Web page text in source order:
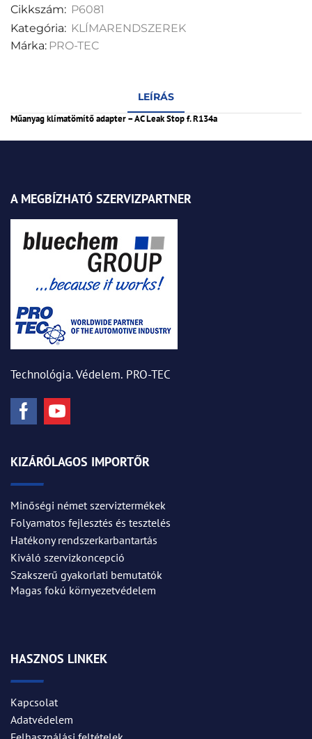
Cikkszám: P6081
Kategória: KLÍMARENDSZEREK
Márka: PRO-TEC
LEÍRÁS
Műanyag klímatömítő adapter – AC Leak Stop f. R134a
A MEGBÍZHATÓ SZERVIZPARTNER
Technológia. Védelem. PRO-TEC
KIZÁRÓLAGOS IMPORTŐR
Minőségi német szerviztermékek
Folyamatos fejlesztés és tesztelés
Hatékony rendszerkarbantartás
Kiváló szervizkoncepció
Szakszerű gyakorlati bemutatók
Magas fokú környezetvédelem
HASZNOS LINKEK
Kapcsolat
Adatvédelem